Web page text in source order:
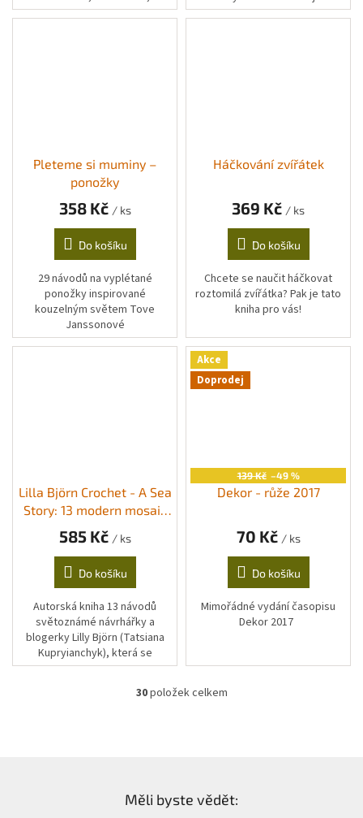
materiálech i pomůckách.
monyscrochet.
Pleteme si muminy –
ponožky
358 Kč / ks
Do košíku
29 návodů na vyplétané
ponožky inspirované
kouzelným světem Tove
Janssonové
Háčkování zvířátek
369 Kč / ks
Do košíku
Chcete se naučit háčkovat
roztomilá zvířátka? Pak je tato
kniha pro vás!
Lilla Björn Crochet - A Sea
Story: 13 modern mosaic
crochet patterns
585 Kč / ks
Do košíku
Autorská kniha 13 návodů
světoznámé návrhářky a
blogerky Lilly Björn (Tatsiana
Kupryianchyk), která se
specializuje na mozaikové a
Akce
Doprodej
139 Kč –49 %
Dekor - růže 2017
70 Kč / ks
Do košíku
Mimořádné vydání časopisu
Dekor 2017
O
c
í
30položek celkem
Měli byste vědět: